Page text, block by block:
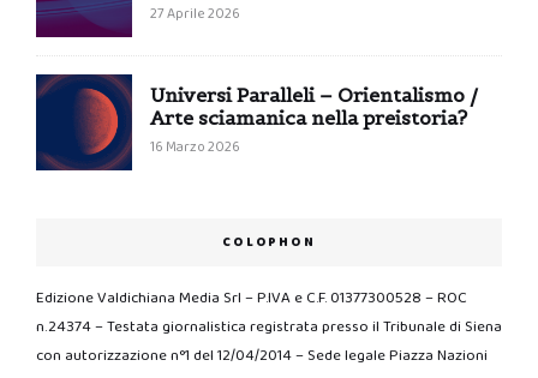
27 Aprile 2026
Universi Paralleli – Orientalismo /
Arte sciamanica nella preistoria?
16 Marzo 2026
COLOPHON
Edizione Valdichiana Media Srl – P.IVA e C.F. 01377300528 – ROC
n.24374 – Testata giornalistica registrata presso il Tribunale di Siena
con autorizzazione n°1 del 12/04/2014 – Sede legale Piazza Nazioni